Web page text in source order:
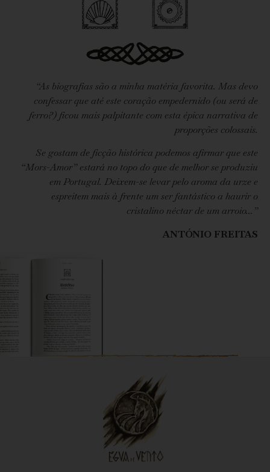
“As biografias são a minha matéria favorita. Mas devo
confessar que até este coração empedernido (ou será de
ferro?) ficou mais palpitante com esta épica narrativa de
proporções colossais.
Se gostam de ficção histórica podemos afirmar que este
“Mors-Amor” estará no topo do que de melhor se produziu
em Portugal. Deixem-se levar pelo aroma da urze e
espreitem mais à frente um ser fantástico a haurir o
cristalino néctar de um arroio…”
ANTÓNIO FREITAS